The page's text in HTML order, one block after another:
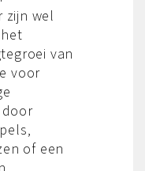
zijn wel
van
voor
door
of een